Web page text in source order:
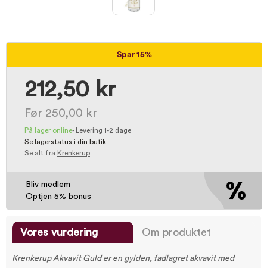
Spar 15%
212,50 kr
Før 250,00 kr
På lager online-
Levering 1-2 dage
Se lagerstatus i din butik
Se alt fra Krenkerup
Bliv medlem
Optjen 5% bonus
Vores vurdering Om produktet
Krenkerup Akvavit Guld er en gylden, fadlagret akvavit med